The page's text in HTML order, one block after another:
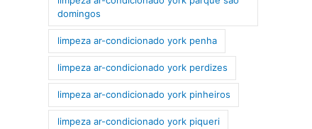
domingos
limpeza ar-condicionado york penha
limpeza ar-condicionado york perdizes
limpeza ar-condicionado york pinheiros
limpeza ar-condicionado york piqueri